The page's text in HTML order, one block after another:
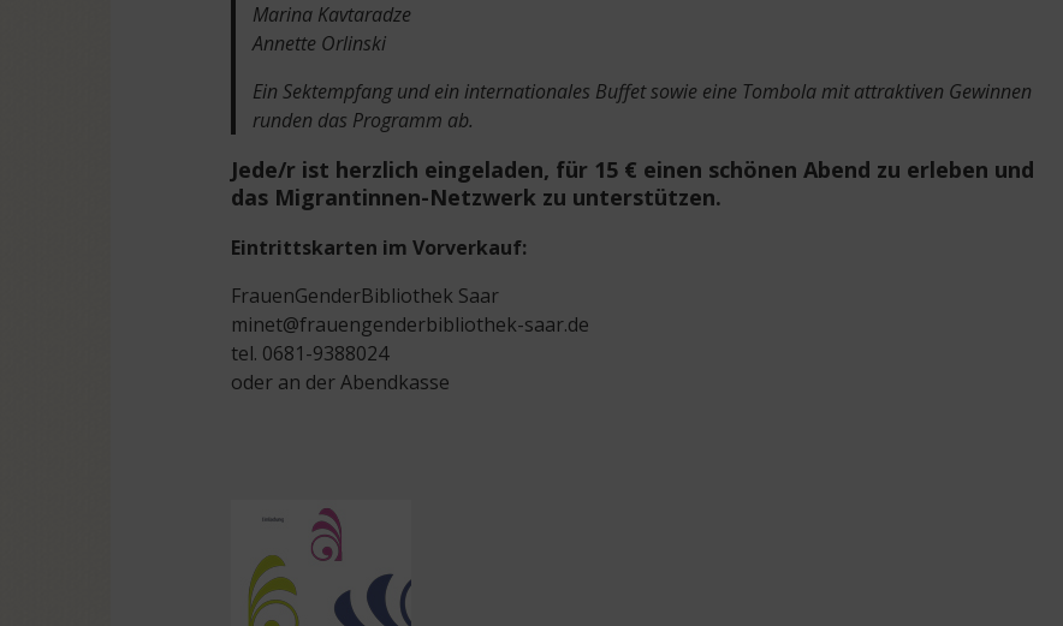
Marina Kavtaradze
Annette Orlinski
Ein Sektempfang und ein internationales Buffet sowie eine Tombola mit attraktiven Gewinnen
runden das Programm ab.
Jede/r ist herzlich eingeladen, für 15 € einen schönen Abend zu erleben und
das Migrantinnen-Netzwerk zu unterstützen.
Eintrittskarten im Vorverkauf:
FrauenGenderBibliothek Saar
minet@frauengenderbibliothek-saar.de
tel. 0681-9388024
oder an der Abendkasse